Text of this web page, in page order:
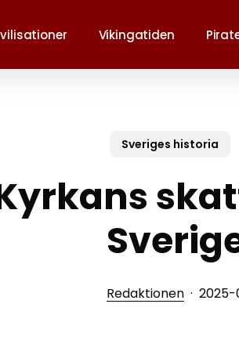
Vikingatiden
Sveriges historia
Redaktionen